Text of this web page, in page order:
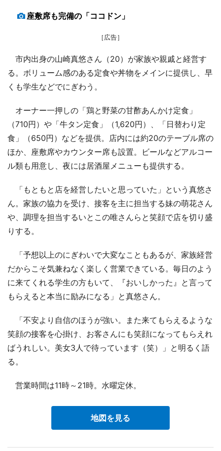
座敷席も完備の「ココドン」
［広告］
市内出身の山崎真悠さん（20）が家族や親戚と経営す
る。ボリューム感のある定食や丼物をメインに提供し、早
くも学生などでにぎわう。
オーナー一押しの「鶏と野菜の甘酢あんかけ定食」
（710円）や「牛タン定食」（1,620円）、「日替わり定
食」（650円）などを提供。店内には約20のテーブル席の
ほか、座敷席やカウンター席も設置。ビールなどアルコー
ル類も用意し、夜には居酒屋メニューも提供する。
「もともと店を経営したいと思っていた」という真悠さ
ん。家族の協力を受け、接客を主に担当する妹の萌花さん
や、調理を担当するいとこの唯さんらと笑顔で店を切り盛
りする。
「予想以上のにぎわいで大変なこともあるが、家族経営
だからこそ気兼ねなく楽しく営業できている。毎日のよう
に来てくれる学生の方もいて、『おいしかった』と言って
もらえると本当に励みになる」と真悠さん。
「不安より自信のほうが強い。また来てもらえるような
笑顔の接客を心掛け、お客さんにも笑顔になってもらえれ
ばうれしい。美女3人で待っています（笑）」と明るく語
る。
営業時間は11時～21時。水曜定休。
地図を見る